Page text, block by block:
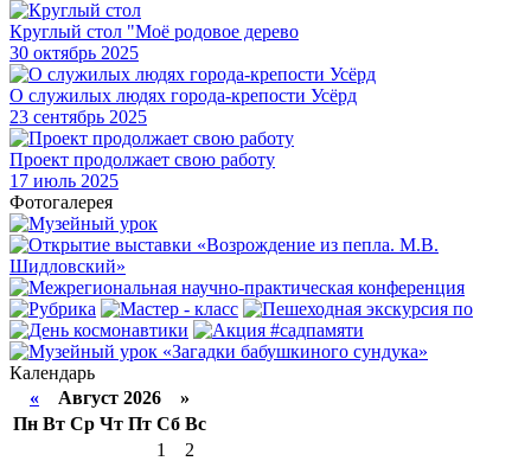
Круглый стол "Моё родовое дерево
30 октябрь 2025
О служилых людях города-крепости Усёрд
23 сентябрь 2025
Проект продолжает свою работу
17 июль 2025
Фотогалерея
Календарь
« Август 2026 »
Пн Вт Ср Чт Пт Сб Вс
1
2